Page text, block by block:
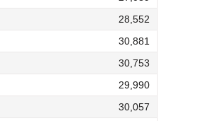
28,552
30,881
30,753
29,990
30,057